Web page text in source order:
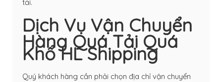
tải.
Dịch Vụ Vận Chuyển
Hàng Quá Tải Quá
Khổ HL Shipping
Quý khách hàng cần phải chọn địa chỉ vận chuyển